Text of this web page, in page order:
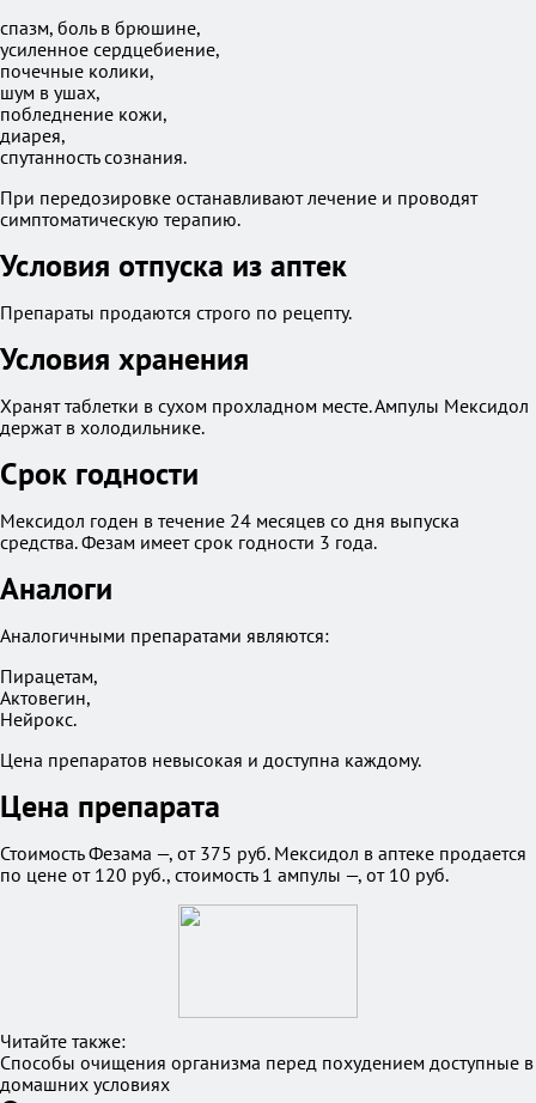
спазм, боль в брюшине,
усиленное сердцебиение,
почечные колики,
шум в ушах,
побледнение кожи,
диарея,
спутанность сознания.
При передозировке останавливают лечение и проводят
симптоматическую терапию.
Условия отпуска из аптек
Препараты продаются строго по рецепту.
Условия хранения
Хранят таблетки в сухом прохладном месте. Ампулы Мексидол
держат в холодильнике.
Срок годности
Мексидол годен в течение 24 месяцев со дня выпуска
средства. Фезам имеет срок годности 3 года.
Аналоги
Аналогичными препаратами являются:
Пирацетам,
Актовегин,
Нейрокс.
Цена препаратов невысокая и доступна каждому.
Цена препарата
Стоимость Фезама —, от 375 руб. Мексидол в аптеке продается
по цене от 120 руб., стоимость 1 ампулы —, от 10 руб.
Читайте также:
Способы очищения организма перед похудением доступные в
домашних условиях